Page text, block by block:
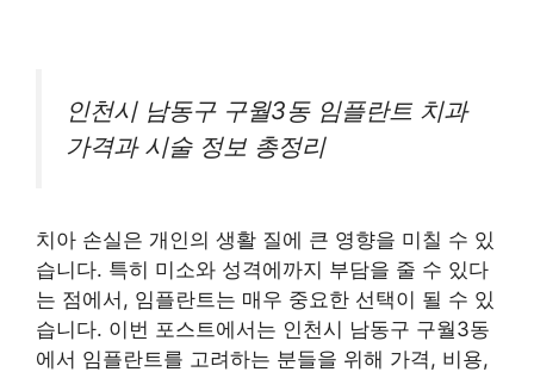
인천시 남동구 구월3동 임플란트 치과
가격과 시술 정보 총정리
치아 손실은 개인의 생활 질에 큰 영향을 미칠 수 있
습니다. 특히 미소와 성격에까지 부담을 줄 수 있다
는 점에서, 임플란트는 매우 중요한 선택이 될 수 있
습니다. 이번 포스트에서는 인천시 남동구 구월3동
에서 임플란트를 고려하는 분들을 위해 가격, 비용,